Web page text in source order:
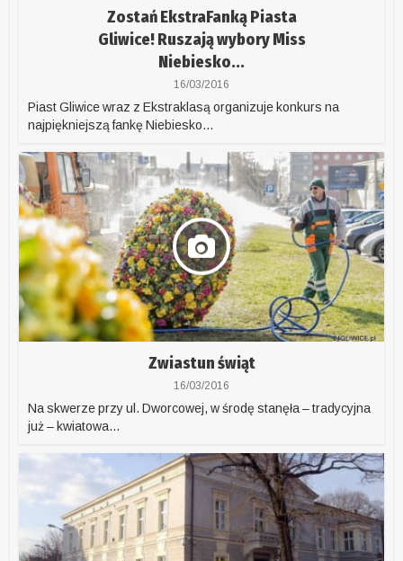
Zostań EkstraFanką Piasta
Gliwice! Ruszają wybory Miss
Niebiesko...
16/03/2016
Piast Gliwice wraz z Ekstraklasą organizuje konkurs na
najpiękniejszą fankę Niebiesko...
Zwiastun świąt
16/03/2016
Na skwerze przy ul. Dworcowej, w środę stanęła – tradycyjna
już – kwiatowa...